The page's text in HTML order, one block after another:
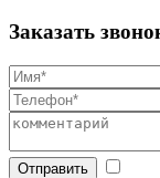
Заказать
Отправить